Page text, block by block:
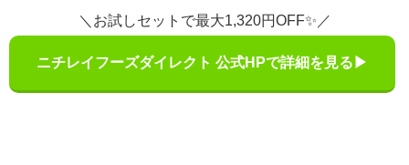
＼お試しセットで最大1,320円OFF✨／
ニチレイフーズダイレクト 公式HPで詳細を見る▶